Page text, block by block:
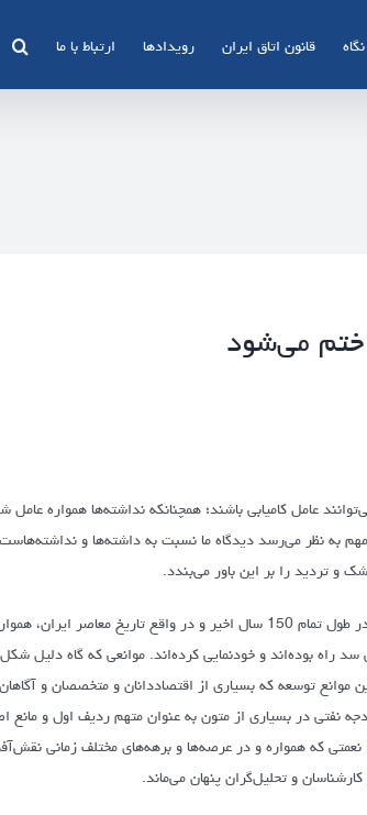
قانون اتاق ایران رویدادها ارتباط با ما
ختم می‌شود
عامل کامیابی باشند؛ همچنانکه نداشته‌ها همواره
به نظر می‌رسد دیدگاه ما نسبت به داشته‌ها و
و تردید را بر این باور می‌بندد.
نه بیراه است نه اغراق‌آمیز، اگر بگوییم در طول تمام 150 سال اخیر
راه بوده‌اند و خودنمایی کرده‌اند. موانعی که گاه دلیل
توسعه که بسیاری از اقتصاددانان و متخصصان و
نفتی در بسیاری از متون به عنوان متهم ردیف اول و
که همواره و در عرصه‌ها و برهه‌های مختلف زمانی
و تحلیل‌گران پنهان می‌ماند.